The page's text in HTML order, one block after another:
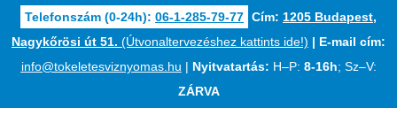
Telefonszám (0-24h): 06-1-285-79-77 Cím: 1205 Budapest,
Nagykőrösi út 51. (Útvonaltervezéshez kattints ide!) | E-mail cím:
info@tokeletesviznyomas.hu | Nyitvatartás: H–P: 8-16h; Sz–V:
ZÁRVA